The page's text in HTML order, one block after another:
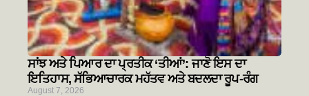
ਸਾਂਝ ਅਤੇ ਪਿਆਰ ਦਾ ਪ੍ਰਤੀਕ ‘ਤੀਆਂ’: ਜਾਣੋ ਇਸ ਦਾ
ਇਤਿਹਾਸ, ਸੱਭਿਆਚਾਰਕ ਮਹੱਤਵ ਅਤੇ ਬਦਲਦਾ ਰੂਪ-ਰੰਗ
August 7, 2026